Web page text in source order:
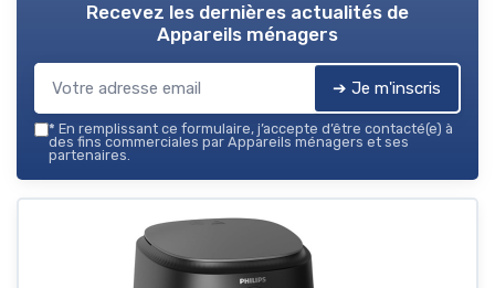
Recevez les dernières actualités de
Appareils ménagers
➔ Je m'inscris
* En remplissant ce formulaire, j’accepte d’être contacté(e) à
des fins commerciales par Appareils ménagers et ses
partenaires.